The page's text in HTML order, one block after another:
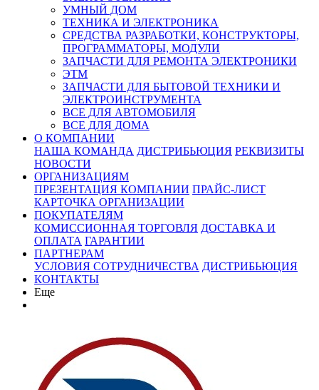
УМНЫЙ ДОМ
ТЕХНИКА И ЭЛЕКТРОНИКА
СРЕДСТВА РАЗРАБОТКИ, КОНСТРУКТОРЫ,
ПРОГРАММАТОРЫ, МОДУЛИ
ЗАПЧАСТИ ДЛЯ РЕМОНТА ЭЛЕКТРОНИКИ
ЭТМ
ЗАПЧАСТИ ДЛЯ БЫТОВОЙ ТЕХНИКИ И
ЭЛЕКТРОИНСТРУМЕНТА
ВСЕ ДЛЯ АВТОМОБИЛЯ
ВСЕ ДЛЯ ДОМА
О КОМПАНИИ
НАША КОМАНДА ДИСТРИБЬЮЦИЯ РЕКВИЗИТЫ
НОВОСТИ
ОРГАНИЗАЦИЯМ
ПРЕЗЕНТАЦИЯ КОМПАНИИ ПРАЙС-ЛИСТ
КАРТОЧКА ОРГАНИЗАЦИИ
ПОКУПАТЕЛЯМ
КОМИССИОННАЯ ТОРГОВЛЯ ДОСТАВКА И
ОПЛАТА ГАРАНТИИ
ПАРТНЕРАМ
УСЛОВИЯ СОТРУДНИЧЕСТВА ДИСТРИБЬЮЦИЯ
КОНТАКТЫ
Еще